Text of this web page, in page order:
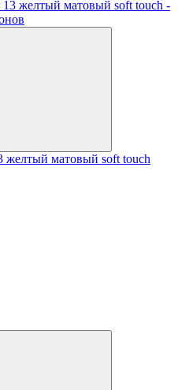
желтый матовый soft touch